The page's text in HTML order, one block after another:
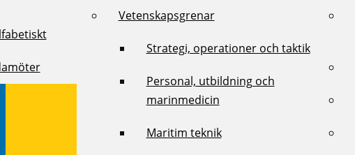
Vetenskapsgrenar
Strategi, operationer och taktik
Personal, utbildning och
marinmedicin
Maritim teknik